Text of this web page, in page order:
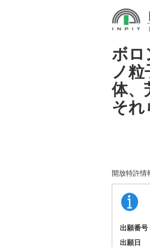
ボロ
ノ
体、
それ
開放特許情
出願番号
出願日